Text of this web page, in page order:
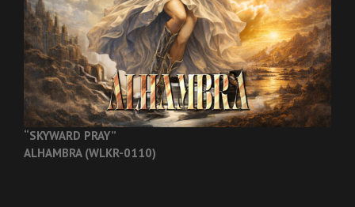
“SKYWARD PRAY”
ALHAMBRA (WLKR-0110)